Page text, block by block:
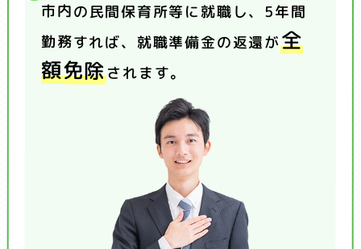
市内の民間保育所等に就職し、5年間
勤務すれば、就職準備金の返還が全
額免除されます。